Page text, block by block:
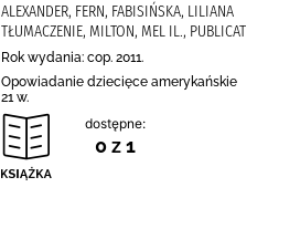
ALEXANDER, FERN, FABISIŃSKA, LILIANA
TŁUMACZENIE, MILTON, MEL IL., PUBLICAT
Rok wydania: cop. 2011.
Opowiadanie dziecięce amerykańskie
21 w.
dostępne:
0 z 1